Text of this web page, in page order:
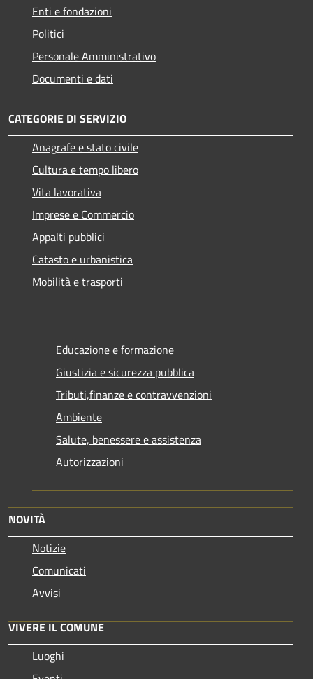
Enti e fondazioni
Politici
Personale Amministrativo
Documenti e dati
CATEGORIE DI SERVIZIO
Anagrafe e stato civile
Cultura e tempo libero
Vita lavorativa
Imprese e Commercio
Appalti pubblici
Catasto e urbanistica
Mobilità e trasporti
Educazione e formazione
Giustizia e sicurezza pubblica
Tributi,finanze e contravvenzioni
Ambiente
Salute, benessere e assistenza
Autorizzazioni
NOVITÀ
Notizie
Comunicati
Avvisi
VIVERE IL COMUNE
Luoghi